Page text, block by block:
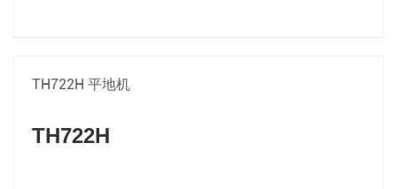
TH722H 平地机
TH722H